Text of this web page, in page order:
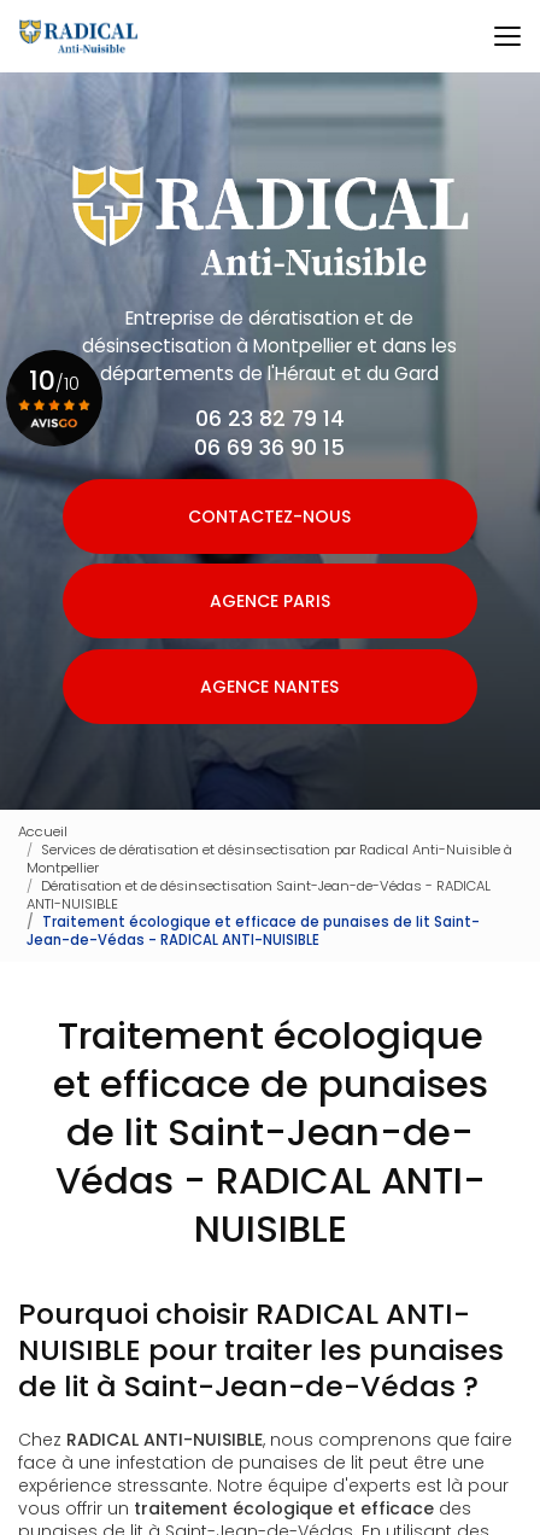
au
contenu
principal
Entreprise de dératisation et de
désinsectisationà Montpellier et dans les
départements de l'Héraut et du Gard
06 23 82 79 14
06 69 36 90 15
CONTACTEZ-NOUS
AGENCE PARIS
AGENCE NANTES
10/10
Voir le certificat
Accueil
Services de dératisation et désinsectisation par Radical Anti-Nuisible à
Montpellier
Dératisation et de désinsectisation Saint-Jean-de-Védas - RADICAL
ANTI-NUISIBLE
Traitement écologique et efficace de punaises de lit Saint-
Jean-de-Védas - RADICAL ANTI-NUISIBLE
Traitement écologique
et efficace de punaises
de lit Saint-Jean-de-
Védas - RADICAL ANTI-
NUISIBLE
Pourquoi choisir RADICAL ANTI-
NUISIBLE pour traiter les punaises
de lit à Saint-Jean-de-Védas ?
Chez RADICAL ANTI-NUISIBLE, nous comprenons que faire
face à une infestation de punaises de lit peut être une
expérience stressante. Notre équipe d'experts est là pour
vous offrir un traitement écologique et efficace des